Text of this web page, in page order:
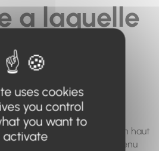
a laquelle
à
n'existe
ou plus.
le moteur de recherche en haut
le menu pour trouver le contenu
uses cookies
you control
you want to
activate